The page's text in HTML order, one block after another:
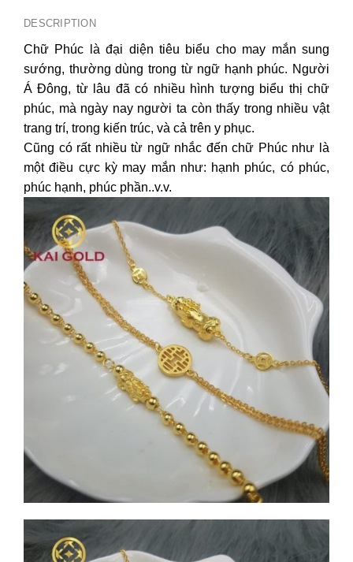
DESCRIPTION
Chữ Phúc là đại diện tiêu biểu cho may mắn sung
sướng, thường dùng trong từ ngữ hạnh phúc. Người
Á Đông, từ lâu đã có nhiều hình tượng biểu thị chữ
phúc, mà ngày nay người ta còn thấy trong nhiều vật
trang trí, trong kiến trúc, và cả trên y phục.
Cũng có rất nhiều từ ngữ nhắc đến chữ Phúc như là
một điều cực kỳ may mắn như: hạnh phúc, có phúc,
phúc hạnh, phúc phần..v.v.